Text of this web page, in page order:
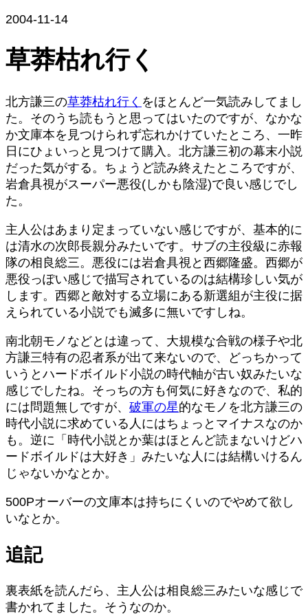
2004-11-14
草莽枯れ行く
北方謙三の草莽枯れ行く をほとんど一気読みしてまし
た。そのうち読もうと思ってはいたのですが、なかな
か文庫本を見つけられず忘れかけていたところ、一昨
日にひょいっと見つけて購入。北方謙三初の幕末小説
だった気がする。ちょうど読み終えたところですが、
岩倉具視がスーパー悪役(しかも陰湿)で良い感じでし
た。
主人公はあまり定まっていない感じですが、基本的に
は清水の次郎長親分みたいです。サブの主役級に赤報
隊の相良総三。悪役には岩倉具視と西郷隆盛。西郷が
悪役っぽい感じで描写されているのは結構珍しい気が
します。西郷と敵対する立場にある新選組が主役に据
えられている小説でも滅多に無いですしね。
南北朝モノなどとは違って、大規模な合戦の様子や北
方謙三特有の忍者系が出て来ないので、どっちかって
いうとハードボイルド小説の時代軸が古い奴みたいな
感じでしたね。そっちの方も何気に好きなので、私的
には問題無しですが、 破軍の星的なモノを北方謙三の
時代小説に求めている人にはちょっとマイナスなのか
も。逆に「時代小説とか葉はほとんど読まないけどハ
ードボイルドは大好き」みたいな人には結構いけるん
じゃないかなとか。
500Pオーバーの文庫本は持ちにくいのでやめて欲し
いなとか。
追記
裏表紙を読んだら、主人公は相良総三みたいな感じで
書かれてました。そうなのか。